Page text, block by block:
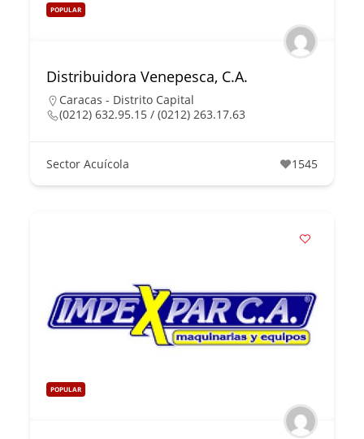
POPULAR
Distribuidora Venepesca, C.A.
Caracas - Distrito Capital
(0212) 632.95.15 / (0212) 263.17.63
Sector Acuícola 1545
POPULAR